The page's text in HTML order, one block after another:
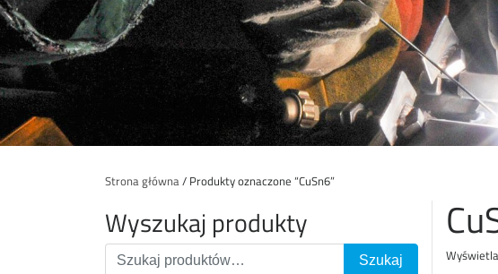
Strona główna/ Produkty oznaczone “CuSn6”
Wyszukaj produkty